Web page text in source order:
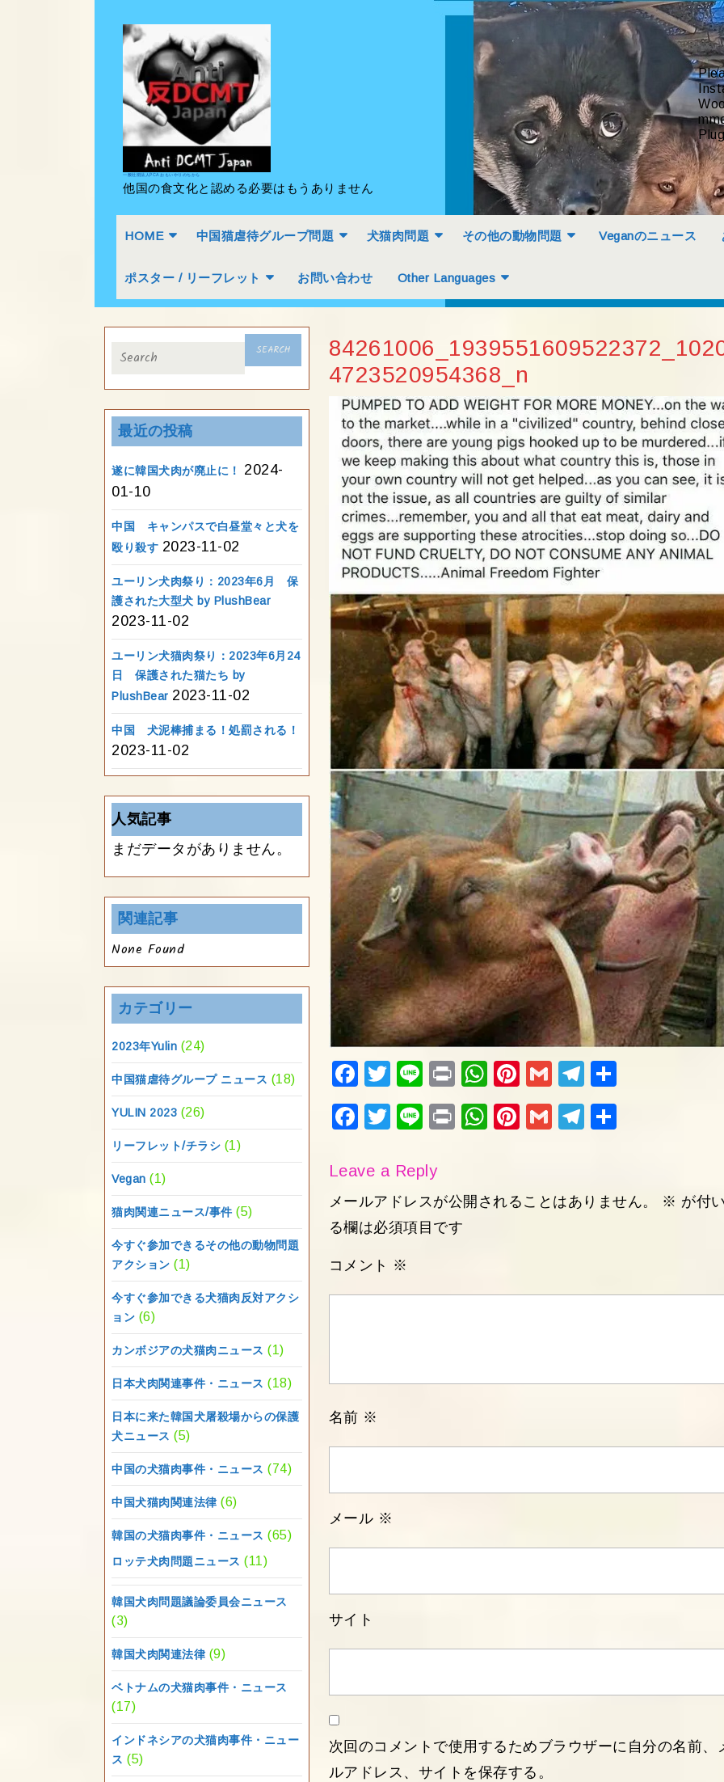
content
content
一般社団法人PCA おもいやりのちから
他国の食文化と認める必要はもうありません
HOME 中国猫虐待グループ問題 犬猫肉問題 その他の動物問題 Veganのニュース
ポスター / リーフレット お問い合わせ Other Languages
for:
最近の投稿
遂に韓国犬肉が廃止に！
2024-
01-10
中国 キャンパスで白昼堂々と犬を
殴り殺す 2023-11-02
ユーリン犬肉祭り：2023年6月 保
護された大型犬 by PlushBear
2023-11-02
ユーリン犬猫肉祭り：2023年6月24
日 保護された猫たち by
PlushBear 2023-11-02
中国 犬泥棒捕まる！処罰される！
2023-11-02
人気記事
まだデータがありません。
関連記事
None Found
カテゴリー
2023年Yulin (24)
中国猫虐待グループ ニュース (18)
YULIN 2023 (26)
リーフレット/チラシ (1)
Vegan (1)
猫肉関連ニュース/事件 (5)
今すぐ参加できるその他の動物問題
アクション (1)
今すぐ参加できる犬猫肉反対アクシ
ョン (6)
カンボジアの犬猫肉ニュース (1)
日本犬肉関連事件・ニュース (18)
日本に来た韓国犬屠殺場からの保護
犬ニュース (5)
中国の犬猫肉事件・ニュース (74)
中国犬猫肉関連法律(6)
韓国の犬猫肉事件・ニュース (65)
ロッテ犬肉問題ニュース (11)
韓国犬肉問題議論委員会ニュース
(3)
韓国犬肉関連法律(9)
ベトナムの犬猫肉事件・ニュース
(17)
インドネシアの犬猫肉事件・ニュー
ス (5)
4723520954368_n
Fac
ebo
ok
Twi
tter
Lin
e
Pri
nt
Wh
ats
Ap
Pin
ter
est
Gm
ail
Tel
egr
am
Fac
ok
Twi
Lin
Pri
Wh
p
Pin
Gm
Tel
Leave a Reply
メールアドレスが公開されることはありません。 ※ が付
る欄は必須項目です
コメント ※
名前 ※
メール ※
サイト
次回のコメントで使用するためブラウザーに自分の名前、
ルアドレス、サイトを保存する。